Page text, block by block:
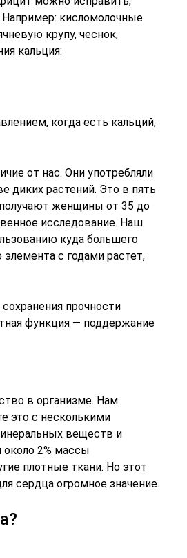
кисломолочные
крупу, чеснок,
кальция:
когда есть кальций,
от нас. Они употребляли
диких растений. Это в пять
женщины от 35 до
исследование. Наш
куда большего
элемента с годами растет,
прочности
функция — поддержание
в организме. Нам
это с несколькими
веществ и
около 2% массы
плотные ткани. Но этот
сердца огромное значение.